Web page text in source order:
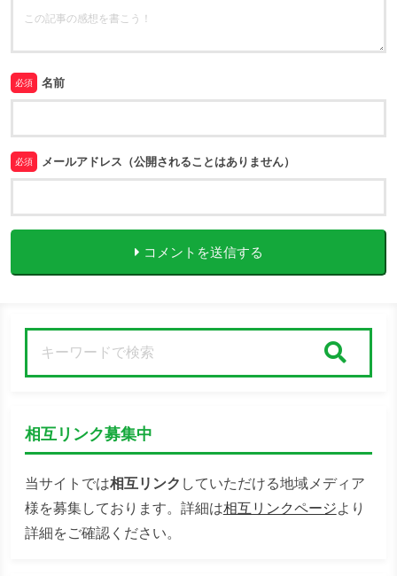
必須 名前
必須 メールアドレス（公開されることはありません）
コメントを送信する
相互リンク募集中
当サイトでは相互リンク していただける地域メディア
様を募集しております。詳細は相互リンクページより
詳細をご確認ください。